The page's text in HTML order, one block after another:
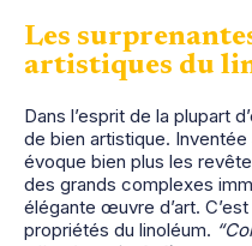
Les
artistiques du
Dans l’esprit de la plupart
de bien artistique.
évoque bien plus les
des grands complexes
élégante œuvre d’art.
propriétés du linoléum.